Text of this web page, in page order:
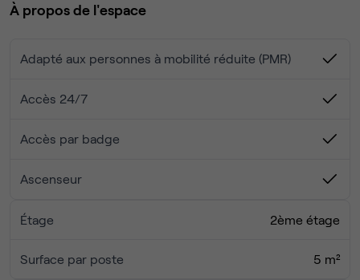
permet de donner le meilleur de vous-même dans un
Après une journée productive, sortez vous détendre dans
vous offrir un petit en-cas dans l'un des restaurants ou
À propos de l'espace
Adapté aux personnes à mobilité réduite (PMR)
Accès 24/7
Accès par badge
Ascenseur
Étage 2ème étage
Surface par poste 5 m²